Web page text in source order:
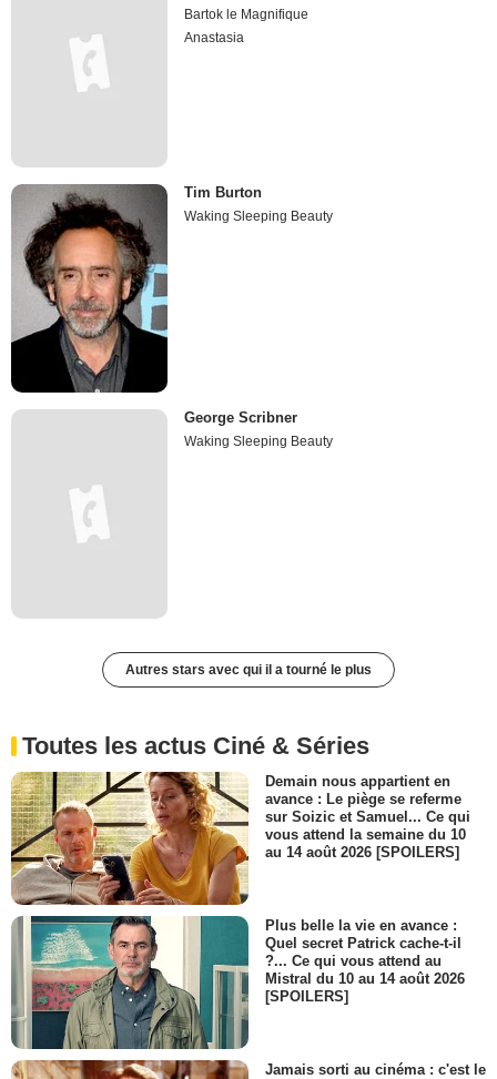
Bartok le Magnifique
Anastasia
Tim Burton
Waking Sleeping Beauty
George Scribner
Waking Sleeping Beauty
Autres stars avec qui il a tourné le plus
Toutes les actus Ciné & Séries
Demain nous appartient en
avance : Le piège se referme
sur Soizic et Samuel... Ce qui
vous attend la semaine du 10
au 14 août 2026 [SPOILERS]
Plus belle la vie en avance :
Quel secret Patrick cache-t-il
?... Ce qui vous attend au
Mistral du 10 au 14 août 2026
[SPOILERS]
Jamais sorti au cinéma : c'est le